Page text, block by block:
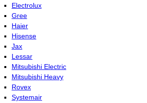
Electrolux
Gree
Haier
Hisense
Jax
Lessar
Mitsubishi Electric
Mitsubishi Heavy
Rovex
Systemair